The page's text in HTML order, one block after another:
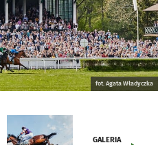
fot. Agata Władyczka
GALERIA